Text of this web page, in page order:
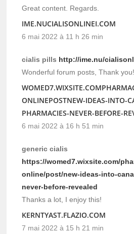
Great content. Regards.
IME.NUCIALISONLINEI.COM
6 mai 2022 à 11 h 26 min
cialis pills http://ime.nu/
Wonderful forum posts, Thank you!
ONLINEPOSTNEW-IDEAS-INTO-
PHARMACIES-NEVER-BEFORE-
6 mai 2022 à 16 h 51 min
generic cialis
https://womed7.wixsite.com/
online/post/new-ideas-into-
never-before-revealed
Thanks a lot, I enjoy this!
KERNTYAST.FLAZIO.COM
7 mai 2022 à 15 h 21 min